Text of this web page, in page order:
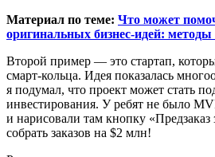
Материал по теме: Что может
оригинальных бизнес-идей: методы
Второй пример — это стартап,
смарт-кольца. Идея показалась
я подумал, что проект может стать
инвестирования. У ребят не было
и нарисовали там кнопку «Предзаказ
собрать заказов на $2 млн!